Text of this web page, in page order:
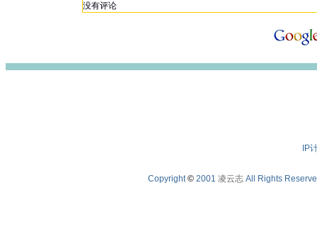
没有评论
IP
Copyright© 2001 凌云志 All Rights